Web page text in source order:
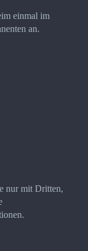
einmal im
an.
nur mit Dritten,